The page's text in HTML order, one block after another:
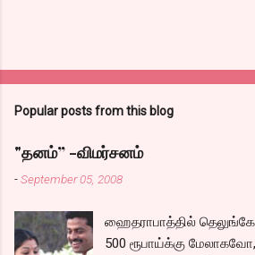
Popular posts from this blog
"தனம்” -விமர்சனம்
-September 05, 2008
ஹைதராபாத்தில் தெலுங்கே
500 ரூபாய்க்கு